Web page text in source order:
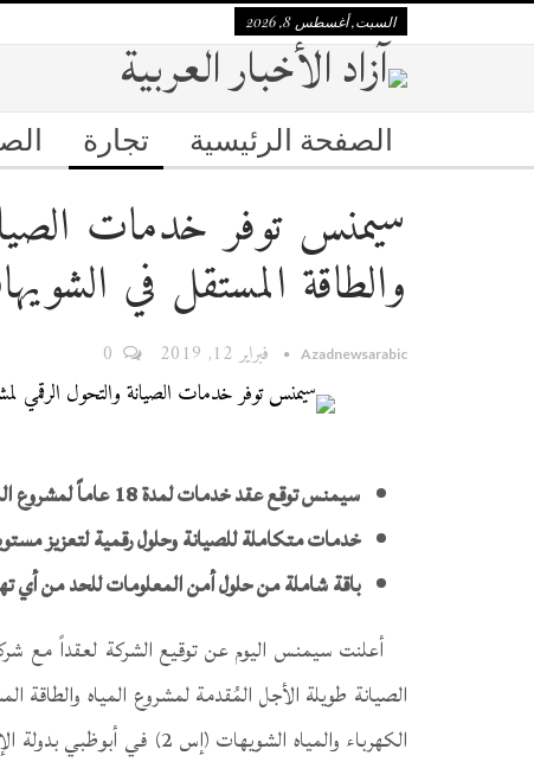
السبت, أغسطس 8, 2026
الصفحة الرئيسية تجارة
سيمنس توفر خدمات
والطاقة المستقل في الشويهات
Azadnewsarabic فبراير 12, 2019
سيمنس توقع عقد خدمات لمدة 18 عاماً لمشروع المياه والطاقة المستقل في الشويهات (إس 2)
خدمات متكاملة للصيانة وحلول رقمية لتعزيز
باقة شاملة من حلول أمن المعلومات للحد من أي
الكهرباء والمياه الشويهات